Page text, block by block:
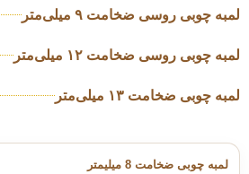
لمبه چوبی روسی ضخامت ۹ میلی‌متر
لمبه چوبی روسی ضخامت ۱۲ میلی‌متر
لمبه چوبی ضخامت ۱۳ میلی‌متر
لمبه چوبی ضخامت 8 میلیمتر